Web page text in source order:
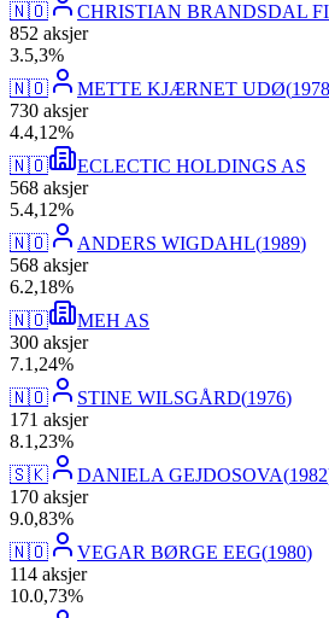
🇳🇴
CHRISTIAN BRANDSDAL
852 aksjer
3.5,3%
🇳🇴
METTE KJÆRNET UDØ(1978
730 aksjer
4.4,12%
🇳🇴
ECLECTIC HOLDINGS AS
568 aksjer
5.4,12%
🇳🇴
ANDERS WIGDAHL(1989)
568 aksjer
6.2,18%
🇳🇴
MEH AS
300 aksjer
7.1,24%
🇳🇴
STINE WILSGÅRD(1976)
171 aksjer
8.1,23%
🇸🇰
DANIELA GEJDOSOVA(1982
170 aksjer
9.0,83%
🇳🇴
VEGAR BØRGE EEG(1980)
114 aksjer
10.0,73%